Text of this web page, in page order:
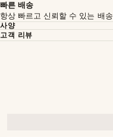
빠른 배송
항상 빠르고 신뢰할 수 있는 배송
사양
고객 리뷰